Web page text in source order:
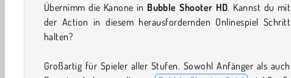
Übernimm die Kanone in Bubble Shooter HD. Kannst du mit
der Action in diesem herausfordernden Onlinespiel Schritt
halten?
Großartig für Spieler aller Stufen. Sowohl Anfänger als auch